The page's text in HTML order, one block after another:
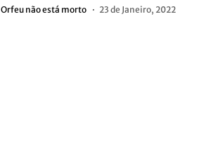
Orfeu não está morto 23 de Janeiro, 2022